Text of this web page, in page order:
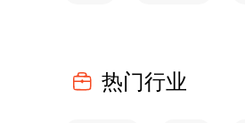
热门行业